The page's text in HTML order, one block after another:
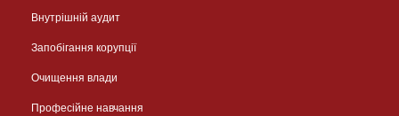
Внутрішній аудит
Запобігання корупції
Очищення влади
Професійне навчання